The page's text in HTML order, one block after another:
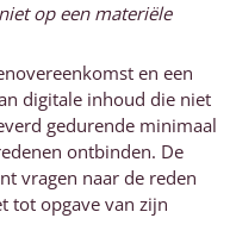
op een materiële
en een
digitale inhoud die niet
gedurende minimaal
ontbinden. De
vragen naar de reden
tot opgave van zijn